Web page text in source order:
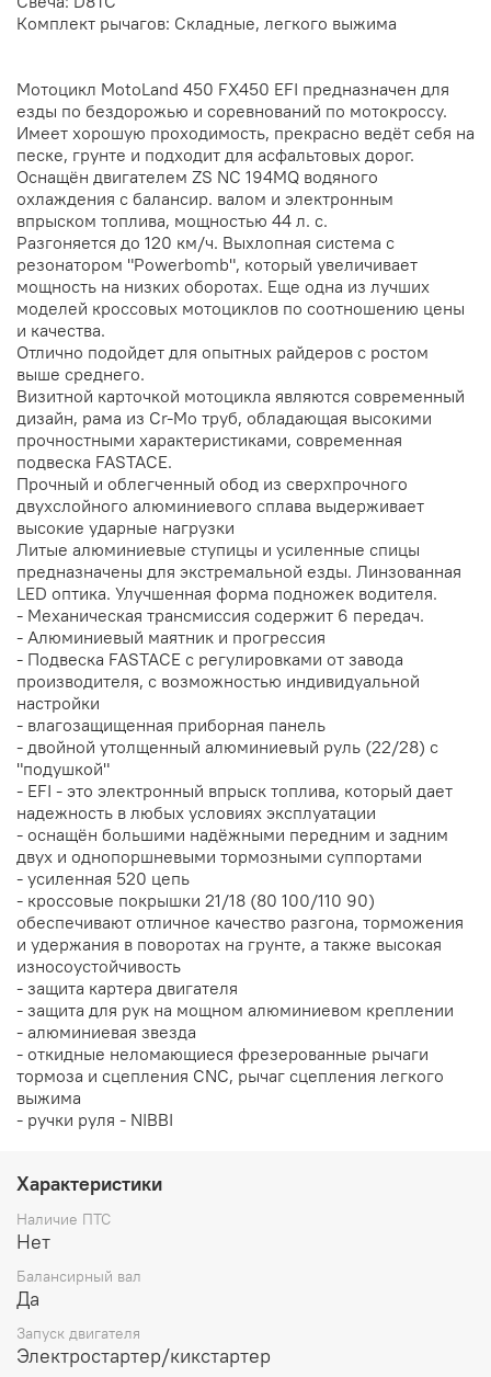
Комплект рычагов: Складные, легкого выжима
Мотоцикл MotoLand 450 FX450 EFI предназначен для
езды по бездорожью и соревнований по мотокроссу.
Имеет хорошую проходимость, прекрасно ведёт себя на
песке, грунте и подходит для асфальтовых дорог.
Оснащён двигателем ZS NC 194MQ водяного
охлаждения с балансир. валом и электронным
впрыском топлива, мощностью 44 л. с.
Разгоняется до 120 км/ч. Выхлопная система с
резонатором "Рowerbomb", который увеличивает
мощность на низких оборотах. Еще одна из лучших
моделей кроссовых мотоциклов по соотношению цены
и качества.
Отлично подойдет для опытных райдеров с ростом
выше среднего.
Визитной карточкой мотоцикла являются современный
дизайн, рама из Cr-Mo труб, обладающая высокими
прочностными характеристиками, современная
подвеска FASTACE.
Прочный и облегченный обод из сверхпрочного
двухслойного алюминиевого сплава выдерживает
высокие ударные нагрузки
Литые алюминиевые ступицы и усиленные спицы
предназначены для экстремальной езды. Линзованная
LED оптика. Улучшенная форма подножек водителя.
- Механическая трансмиссия содержит 6 передач.
- Алюминиевый маятник и прогрессия
- Подвеска FASTACE с регулировками от завода
производителя, с возможностью индивидуальной
настройки
- влагозащищенная приборная панель
- двойной утолщенный алюминиевый руль (22/28) с
"подушкой"
- EFI - это электронный впрыск топлива, который дает
надежность в любых условиях эксплуатации
- оснащён большими надёжными передним и задним
двух и однопоршневыми тормозными суппортами
- усиленная 520 цепь
- кроссовые покрышки 21/18 (80 100/110 90)
обеспечивают отличное качество разгона, торможения
и удержания в поворотах на грунте, а также высокая
износоустойчивость
- защита картера двигателя
- защита для рук на мощном алюминиевом креплении
- алюминиевая звезда
- откидные неломающиеся фрезерованные рычаги
тормоза и сцепления CNC, рычаг сцепления легкого
выжима
- ручки руля - NIBBI
Характеристики
Наличие ПТС
Нет
Балансирный вал
Да
Запуск двигателя
Электростартер/кикстартер